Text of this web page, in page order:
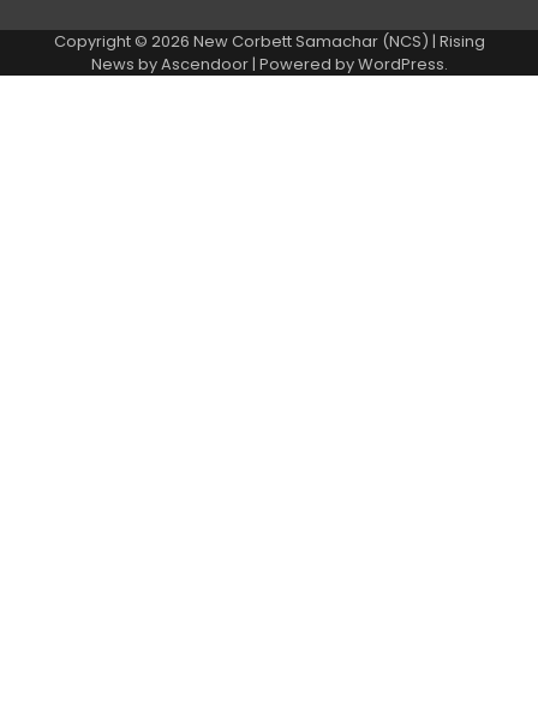
Copyright © 2026 New Corbett Samachar (NCS) | Rising
News byAscendoor| Powered byWordPress.